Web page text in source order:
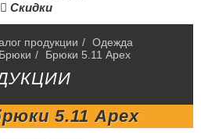
 Скидки
продукции / Одежда
Брюки / Брюки 5.11 Apex
5.11 Apex